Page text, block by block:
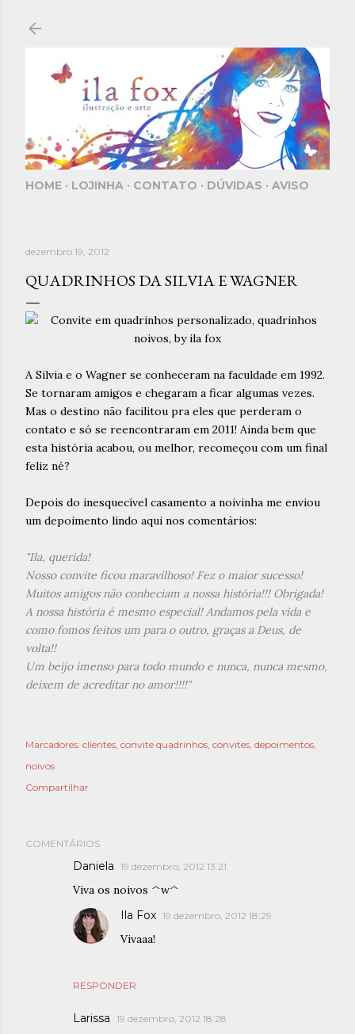
HOME LOJINHA CONTATO DÚVIDAS AVISO
dezembro 19, 2012
QUADRINHOS DA SILVIA E WAGNER
A Silvia e o Wagner se conheceram na faculdade em 1992.
Se tornaram amigos e chegaram a ficar algumas vezes.
Mas o destino não facilitou pra eles que perderam o
contato e só se reencontraram em 2011! Ainda bem que
esta história acabou, ou melhor, recomeçou com um final
feliz né?
Depois do inesquecível casamento a noivinha me enviou
um depoimento lindo aqui nos comentários:
"Ila, querida!
Nosso convite ficou maravilhoso! Fez o maior sucesso!
Muitos amigos não conheciam a nossa história!!! Obrigada!
A nossa história é mesmo especial! Andamos pela vida e
como fomos feitos um para o outro, graças a Deus, de
volta!!
Um beijo imenso para todo mundo e nunca, nunca mesmo,
deixem de acreditar no amor!!!!"
Marcadores: clientes convite quadrinhos convites depoimentos
noivos
Compartilhar
COMENTÁRIOS
Daniela 19 dezembro, 2012 13:21
Viva os noivos ^w^
RESPONDER
Ila Fox 19 dezembro, 2012 18:29
Vivaaa!
Larissa 19 dezembro, 2012 18:28